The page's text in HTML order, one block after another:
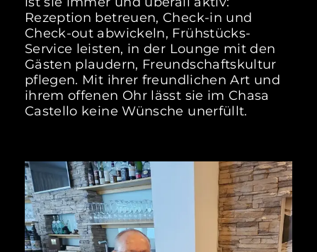
Rezeption betreuen, Check-in und
Check-out abwickeln, Frühstücks-
Service leisten, in der Lounge mit den
Gästen plaudern, Freundschaftskultur
pflegen. Mit ihrer freundlichen Art und
ihrem offenen Ohr lässt sie im Chasa
Castello keine Wünsche unerfüllt.